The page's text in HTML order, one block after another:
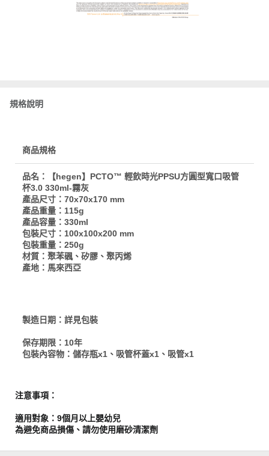
規格說明
商品規格
品名：【hegen】PCTO™ 輕飲時光PPSU方圓型寬口吸管
杯3.0 330ml-霧灰
產品尺寸：70x70x170 mm
產品重量：115g
產品容量：330ml
包裝尺寸：100x100x200 mm
包裝重量：250g
材質：聚苯碸、矽膠、聚丙烯
產地：馬來西亞
製造日期：詳見包裝
保存期限：10年
包裝內容物：儲存瓶x1、吸管杯蓋x1、吸管x1
注意事項：
適用對象：9個月以上嬰幼兒
為避免商品損傷、請勿使用磨砂清潔劑